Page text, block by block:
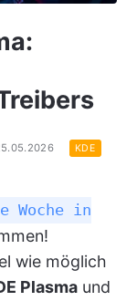
KDE
Woche in
wie möglich
Plasmaund